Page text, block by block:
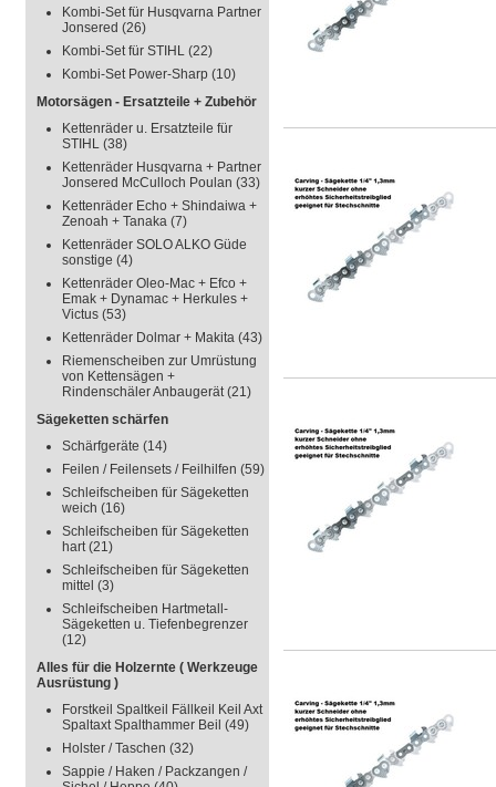
Kombi-Set für Husqvarna Partner
Jonsered (26)
Kombi-Set für STIHL (22)
Kombi-Set Power-Sharp (10)
Motorsägen - Ersatzteile + Zubehör
Kettenräder u. Ersatzteile für
STIHL (38)
Kettenräder Husqvarna + Partner
Jonsered McCulloch Poulan (33)
Kettenräder Echo + Shindaiwa +
Zenoah + Tanaka (7)
Kettenräder SOLO ALKO Güde
sonstige (4)
Kettenräder Oleo-Mac + Efco +
Emak + Dynamac + Herkules +
Victus (53)
Kettenräder Dolmar + Makita (43)
Riemenscheiben zur Umrüstung
von Kettensägen +
Rindenschäler Anbaugerät(21)
Sägeketten schärfen
Schärfgeräte (14)
Feilen / Feilensets / Feilhilfen (59)
Schleifscheiben für Sägeketten
weich (16)
Schleifscheiben für Sägeketten
hart(21)
Schleifscheiben für Sägeketten
mittel (3)
Schleifscheiben Hartmetall-
Sägeketten u. Tiefenbegrenzer
(12)
Alles für die Holzernte ( Werkzeuge
Ausrüstung )
Forstkeil Spaltkeil Fällkeil Keil Axt
Spaltaxt Spalthammer Beil (49)
Holster / Taschen (32)
Sappie / Haken / Packzangen /